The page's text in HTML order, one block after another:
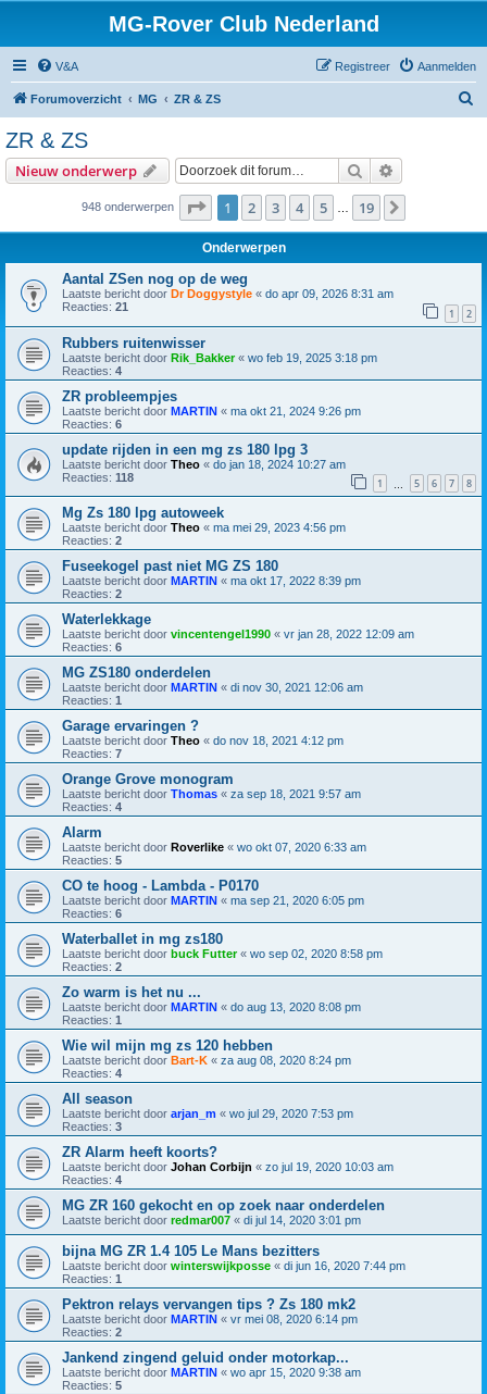
MG-Rover Club Nederland
V&A Aanmelden
Registreer
Forumoverzicht MG ZR & ZS
ZR & ZS
Nieuw onderwerp Zoek
948 onderwerpen Pagina van 19
1 2 3 4 5 19
Onderwerpen
Aantal ZSen nog op de weg
Laatste bericht door Dr Doggystyle « do apr 09, 2026 8:31 am
Reacties: 21 1 2
Rubbers ruitenwisser
Laatste bericht door Rik_Bakker« wo feb 19, 2025 3:18 pm
Reacties: 4
ZR probleempjes
Laatste bericht door MARTIN « ma okt 21, 2024 9:26 pm
Reacties: 6
update rijden in een mg zs 180 lpg 3
Laatste bericht door Theo « do jan 18, 2024 10:27 am
Reacties: 118 1 5 6 7 8
Mg Zs 180 lpg autoweek
Laatste bericht door Theo « ma mei 29, 2023 4:56 pm
Reacties: 2
Fuseekogel past niet MG ZS 180
Laatste bericht door MARTIN « ma okt 17, 2022 8:39 pm
Reacties: 2
Waterlekkage
Laatste bericht door vincentengel1990 « vr jan 28, 2022 12:09 am
Reacties: 6
MG ZS180 onderdelen
Laatste bericht door MARTIN « di nov 30, 2021 12:06 am
Reacties: 1
Garage ervaringen ?
Laatste bericht door Theo « do nov 18, 2021 4:12 pm
Reacties: 7
Orange Grove monogram
Laatste bericht door Thomas « za sep 18, 2021 9:57 am
Reacties: 4
Alarm
Laatste bericht door Roverlike « wo okt 07, 2020 6:33 am
Reacties: 5
CO te hoog - Lambda - P0170
Laatste bericht door MARTIN « ma sep 21, 2020 6:05 pm
Reacties: 6
Waterballet in mg zs180
Laatste bericht door buck Futter« wo sep 02, 2020 8:58 pm
Reacties: 2
Zo warm is het nu ...
Laatste bericht door MARTIN « do aug 13, 2020 8:08 pm
Reacties: 1
Wie wil mijn mg zs 120 hebben
Laatste bericht door Bart-K « za aug 08, 2020 8:24 pm
Reacties: 4
All season
Laatste bericht door arjan_m « wo jul 29, 2020 7:53 pm
Reacties: 3
ZR Alarm heeft koorts?
Laatste bericht door Johan Corbijn « zo jul 19, 2020 10:03 am
Reacties: 4
MG ZR 160 gekocht en op zoek naar onderdelen
Laatste bericht door redmar007 « di jul 14, 2020 3:01 pm
bijna MG ZR 1.4 105 Le Mans bezitters
Laatste bericht door winterswijkposse « di jun 16, 2020 7:44 pm
Reacties: 1
Pektron relays vervangen tips ? Zs 180 mk2
Laatste bericht door MARTIN « vr mei 08, 2020 6:14 pm
Reacties: 2
Jankend zingend geluid onder motorkap...
Laatste bericht door MARTIN « wo apr 15, 2020 9:38 am
Reacties: 5